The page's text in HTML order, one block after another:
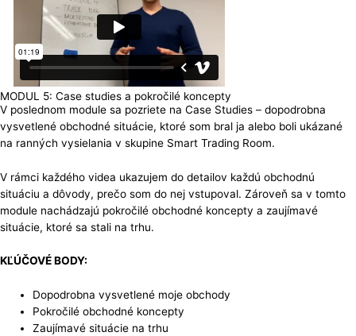
MODUL 5: Case studies a pokročilé koncepty
V poslednom module sa pozriete na Case Studies – dopodrobna
vysvetlené obchodné situácie, ktoré som bral ja alebo boli ukázané
na ranných vysielania v skupine Smart Trading Room.
V rámci každého videa ukazujem do detailov každú obchodnú
situáciu a dôvody, prečo som do nej vstupoval. Zároveň sa v tomto
module nachádzajú pokročilé obchodné koncepty a zaujímavé
situácie, ktoré sa stali na trhu.
KĽÚČOVÉ BODY:
Dopodrobna vysvetlené moje obchody
Pokročilé obchodné koncepty
Zaujímavé situácie na trhu